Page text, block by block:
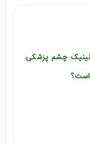
چشم پزشکی